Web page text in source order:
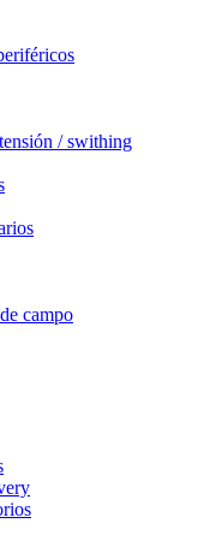
/ swithing
campo